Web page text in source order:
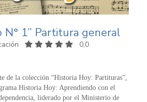
N° 1” Partitura general
0,0
de la colección “Historia Hoy: Partituras”,
Historia Hoy: Aprendiendo con el
liderado por el Ministerio de